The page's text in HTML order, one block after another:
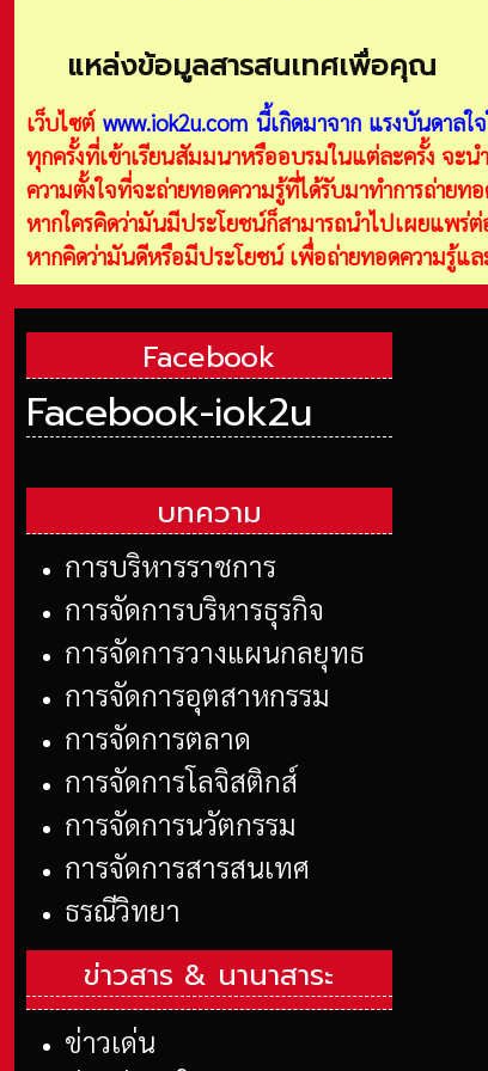
แหล่งข้อมูลสารสนเทศเพื่อคุณ
เว็บไซต์ www.iok2u.comนี้เกิดมาจาก แรงบันดาลใ
ทุกครั้งที่เข้าเรียนสัมมนาหรืออบรมในแต่ละครั้ง จะ
ความตั้งใจที่จะถ่ายทอดความรู้ที่ได้รับมาทำการถ่าย
หากใครคิดว่ามันมีประโยชน์ก็สามารถนำไปเผยแพ
หากคิดว่ามันดีหรือมีประโยชน์ เพื่อถ่ายทอดความรู้แ
Facebook
Facebook-iok2u
บทความ
การบริหารราชการ
การจัดการบริหารธุรกิจ
การจัดการวางแผนกลยุทธ
การจัดการอุตสาหกรรม
การจัดการตลาด
การจัดการโลจิสติกส์
การจัดการนวัตกรรม
การจัดการสารสนเทศ
ธรณีวิทยา
ข่าวสาร & นานาสาระ
ข่าวเด่น